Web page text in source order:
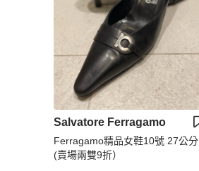
Salvatore Ferragamo
Ferragamo精品女鞋10號 27公分
(賣場兩雙9折）